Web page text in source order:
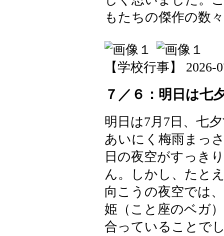
もたちの傑作の数
【学校行事】 2026-
７／６：明日は七
明日は7月7日、七
あいにく梅雨まっ
日の夜空がすっき
ん。しかし、たと
向こうの夜空では
姫（こと座のベガ
合っていることで